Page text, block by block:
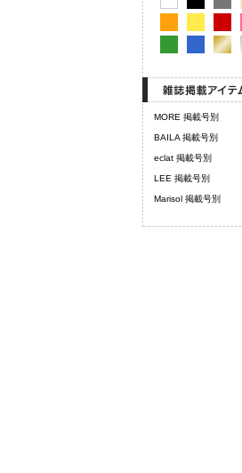
MORE 掲載号別
BAILA 掲載号別
eclat 掲載号別
LEE 掲載号別
Marisol 掲載号別